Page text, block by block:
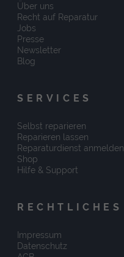
Über uns
Recht auf Reparatur
Jobs
Presse
Newsletter
Blog
SERVICES
Selbst reparieren
Reparieren lassen
Reparaturdienst anmelden
Shop
Hilfe & Support
RECHTLICHES
Impressum
Datenschutz